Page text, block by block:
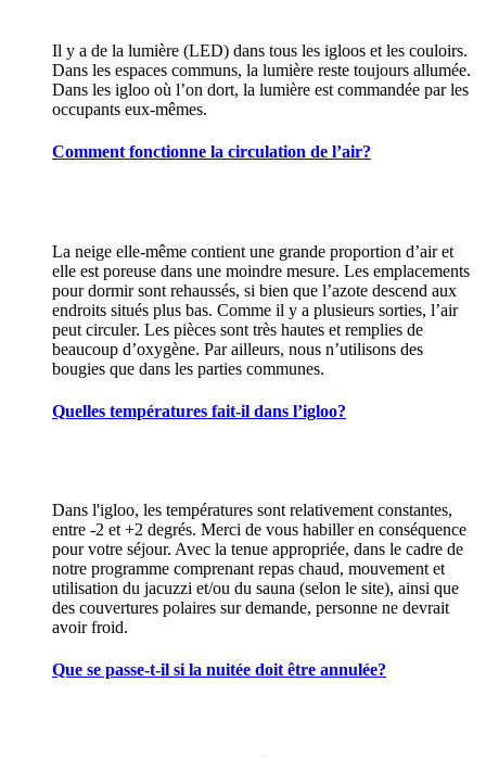
Il y a de la lumière (LED) dans tous les igloos et les couloirs.
Dans les espaces communs, la lumière reste toujours allumée.
Dans les igloo où l’on dort, la lumière est commandée par les
occupants eux-mêmes.
Comment fonctionne la circulation de l’air?
La neige elle-même contient une grande proportion d’air et
elle est poreuse dans une moindre mesure. Les emplacements
pour dormir sont rehaussés, si bien que l’azote descend aux
endroits situés plus bas. Comme il y a plusieurs sorties, l’air
peut circuler. Les pièces sont très hautes et remplies de
beaucoup d’oxygène. Par ailleurs, nous n’utilisons des
bougies que dans les parties communes.
Quelles températures fait-il dans l’igloo?
Dans l'igloo, les températures sont relativement constantes,
entre -2 et +2 degrés. Merci de vous habiller en conséquence
pour votre séjour. Avec la tenue appropriée, dans le cadre de
notre programme comprenant repas chaud, mouvement et
utilisation du jacuzzi et/ou du sauna (selon le site), ainsi que
des couvertures polaires sur demande, personne ne devrait
avoir froid.
Que se passe-t-il si la nuitée doit être annulée?